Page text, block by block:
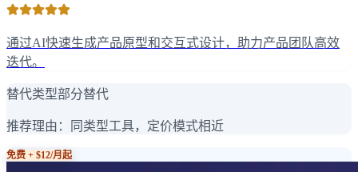
通过AI快速生成产品原型和交互式设计，助力产品团队高效
迭代。
替代类型部分替代
推荐理由： 同类型工具，定价模式相近
免费 + $12/月起